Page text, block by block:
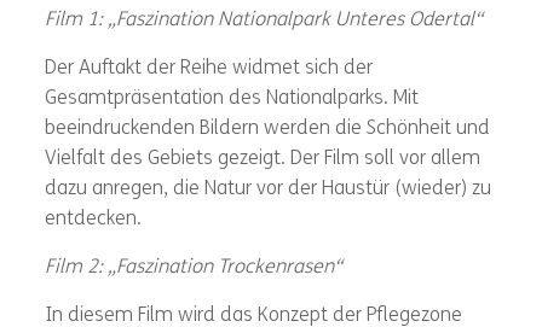
Film 1: „Faszination Nationalpark Unteres Odertal“
Der Auftakt der Reihe widmet sich der
Gesamtpräsentation des Nationalparks. Mit
beeindruckenden Bildern werden die Schönheit und
Vielfalt des Gebiets gezeigt. Der Film soll vor allem
dazu anregen, die Natur vor der Haustür (wieder) zu
entdecken.
Film 2: „Faszination Trockenrasen“
In diesem Film wird das Konzept der Pflegezone